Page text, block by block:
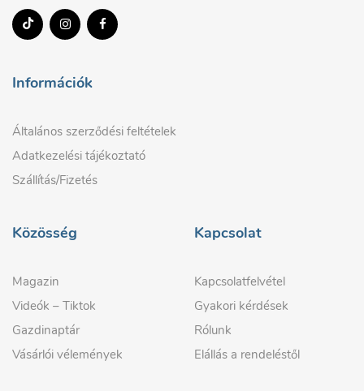
Információk
Általános szerződési feltételek
Adatkezelési tájékoztató
Szállítás/Fizetés
Közösség
Magazin
Videók – Tiktok
Gazdinaptár
Vásárlói vélemények
Kapcsolat
Kapcsolatfelvétel
Gyakori kérdések
Rólunk
Elállás a rendeléstől